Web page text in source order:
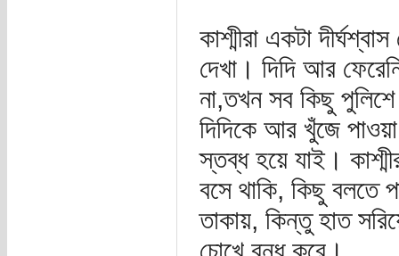
কাশ্মীরা একটা
দেখা। দিদি আর
না,তখন সব কিছু
দিদিকে আর খুঁজে
স্তব্ধ হয়ে যাই।
বসে থাকি, কিছু বলতে
তাকায়, কিন্তু হাত